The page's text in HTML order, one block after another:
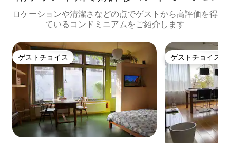
ロケーションや清潔さなどの点でゲストから高評価を得
ているコンドミニアムをご紹介します
ゲストチョイス
ゲストチョイス ゲストチョイス
ゲストチョイス